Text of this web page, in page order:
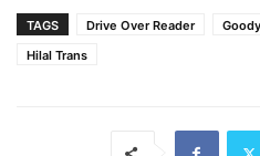
TAGS Drive Over Reader
Hilal Trans